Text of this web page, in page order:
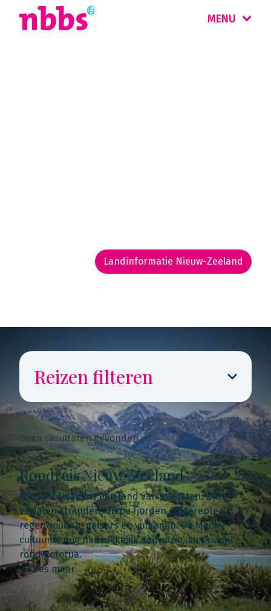
MENU
Landinformatie Nieuw-Zeeland
Reizen filteren
Geen resultaten gevonden.
Rondreis Nieuw-Zeeland
Nieuw-Zeeland is een land van uitersten: witte
verlaten stranden, diepe fjorden, ongerepte
regenwouden, geisers en vulkanen. De Maori-
cultuur is nog nadrukkelijk aanwezig, met name
rond Rotorua.
Lees meer